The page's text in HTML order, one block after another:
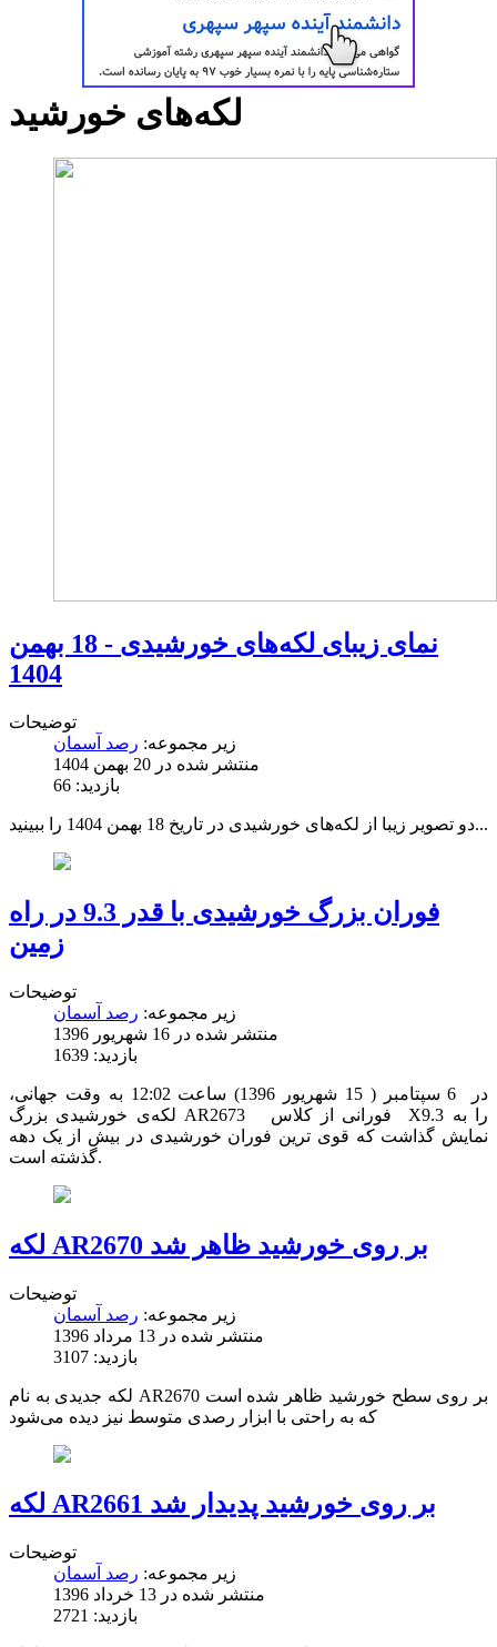
لکه‌های خورشید
نمای زیبای لکه‌های خورشیدی - 18 بهمن
1404
توضیحات
زیر مجموعه: رصد آسمان
منتشر شده در 20 بهمن 1404
بازدید: 66
دو تصویر زیبا از لکه‌های خورشیدی در تاریخ 18 بهمن 1404 را ببینید...
فوران بزرگ خورشیدی با قدر 9.3 در راه
زمین
توضیحات
زیر مجموعه: رصد آسمان
منتشر شده در 16 شهریور 1396
بازدید: 1639
در 6 سپتامبر ( 15 شهریور 1396) ساعت 12:02 به وقت جهانی،
لکه‌ی خورشیدی بزرگ AR2673 فورانی از کلاس X9.3 را به
نمایش گذاشت که قوی ترین فوران خورشیدی در بیش از یک دهه
گذشته است.
لکه AR2670 بر روی خورشید ظاهر شد
توضیحات
زیر مجموعه: رصد آسمان
منتشر شده در 13 مرداد 1396
بازدید: 3107
لکه جدیدی به نام AR2670 بر روی سطح خورشید ظاهر شده است
که به راحتی با ابزار رصدی متوسط نیز دیده می‌شود
لکه AR2661 بر روی خورشید پدیدار شد
توضیحات
زیر مجموعه: رصد آسمان
منتشر شده در 13 خرداد 1396
بازدید: 2721